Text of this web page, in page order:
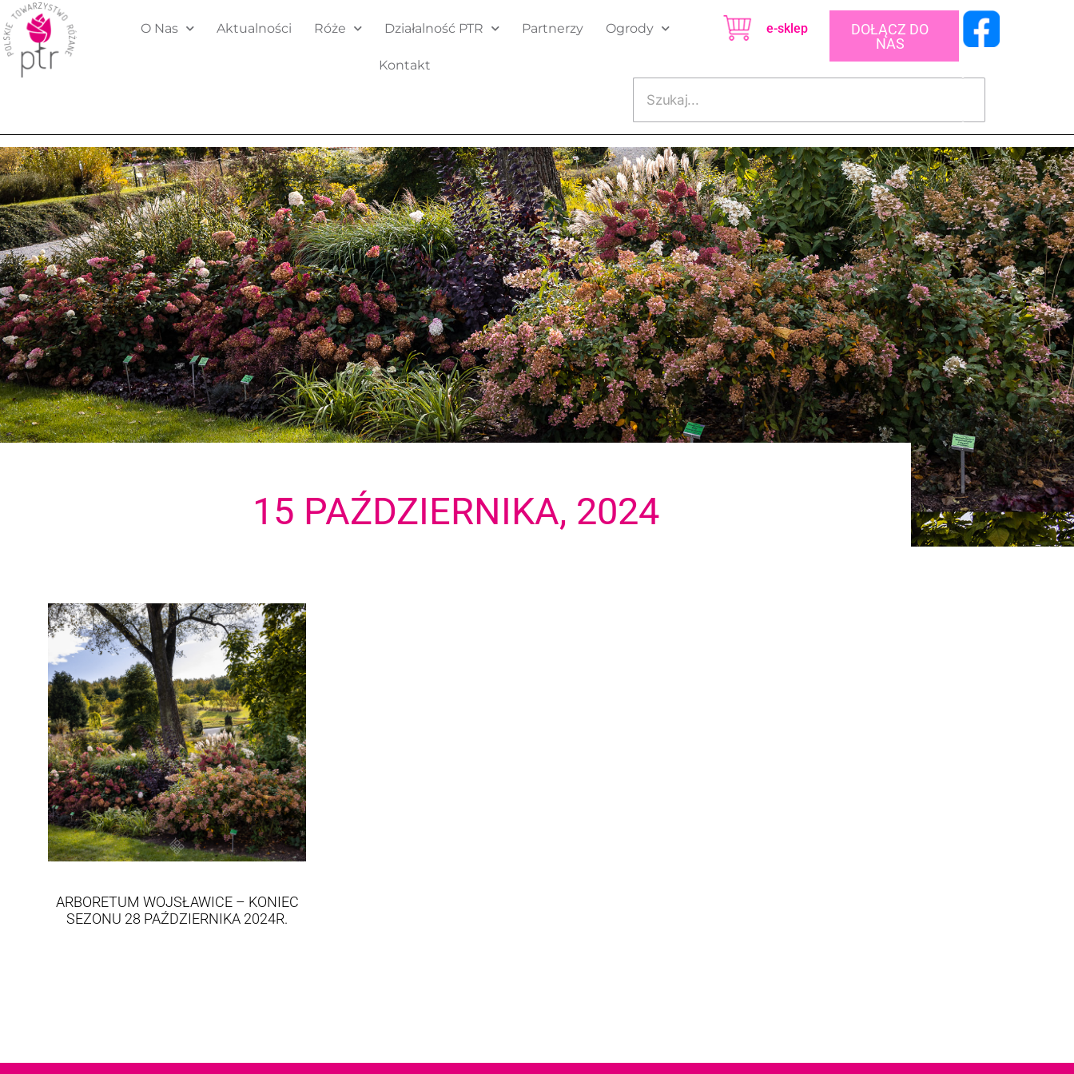
O Nas Aktualności Róże Działalność PTR Partnerzy Ogrody
Kontakt
e-sklep
DOŁĄCZ DO
NAS
15 PAŹDZIERNIKA, 2024
ARBORETUM WOJSŁAWICE – KONIEC
SEZONU 28 PAŹDZIERNIKA 2024R.